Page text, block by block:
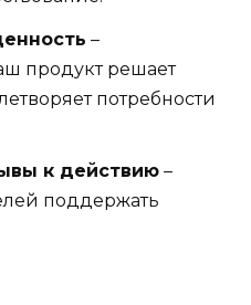
–
продукт решает
потребности
к действию –
поддержать